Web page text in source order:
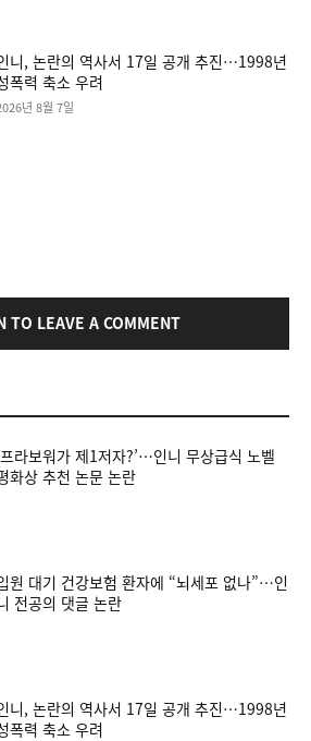
니, 논란의 역사서 17일 공개 추진…1998년
폭력 축소 우려
년 8월 7일
TO LEAVE A COMMENT
프라보워가 제1저자?’…인니 무상급식 노벨
화상 추천 논문 논란
원 대기 건강보험 환자에 “뇌세포 없나”…인
전공의 댓글 논란
니, 논란의 역사서 17일 공개 추진…1998년
폭력 축소 우려